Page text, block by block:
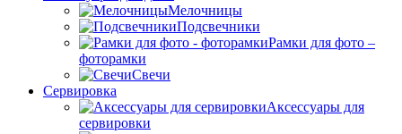
Мелочницы
Подсвечники
Рамки для фото –
фоторамки
Свечи
Сервировка
Аксессуары для
сервировки